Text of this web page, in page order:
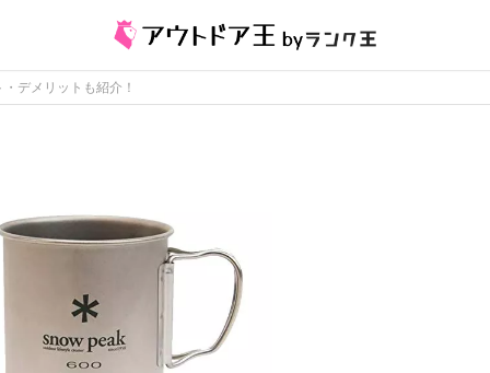
デメリットも紹介！